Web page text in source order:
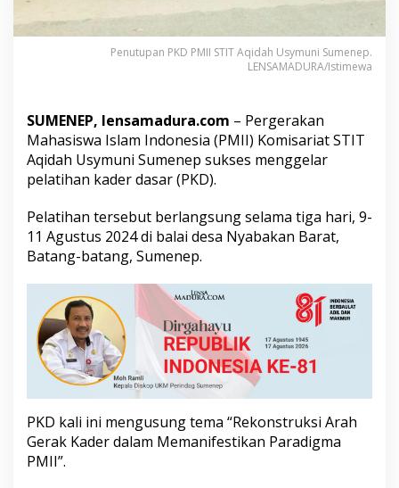
a
t
n
K
a
d
e
D
a
s
a
r
Penutupan PKD PMII STIT Aqidah Usymuni Sumenep.
LENSAMADURA/Istimewa
SUMENEP, lensamadura.com – Pergerakan
Mahasiswa Islam Indonesia (PMII) Komisariat STIT
Aqidah Usymuni Sumenep sukses menggelar
pelatihan kader dasar (PKD).
Pelatihan tersebut berlangsung selama tiga hari, 9-
11 Agustus 2024 di balai desa Nyabakan Barat,
Batang-batang, Sumenep.
PKD kali ini mengusung tema “Rekonstruksi Arah
Gerak Kader dalam Memanifestikan Paradigma
PMII”.